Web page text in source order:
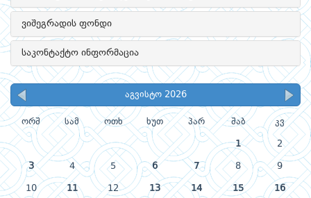
ვიშეგრადის ფონდი
საკონტაქტო ინფორმაცია
აგვისტო 2026
ორშ სამ ოთხ ხუთ პარ შაბ კვ
1 2
3 4 5 6 7 8 9
10 11 12 13 14 15 16